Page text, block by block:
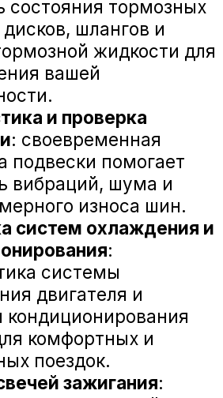
АврораАвто BMW на карте Белгорода — Яндекс Карты